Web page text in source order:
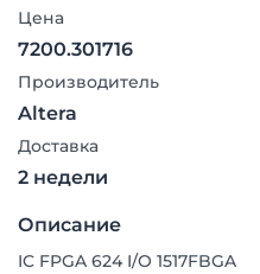
Цена
7200.301716
Производитель
Altera
Доставка
2 недели
Описание
IC FPGA 624 I/O 1517FBGA